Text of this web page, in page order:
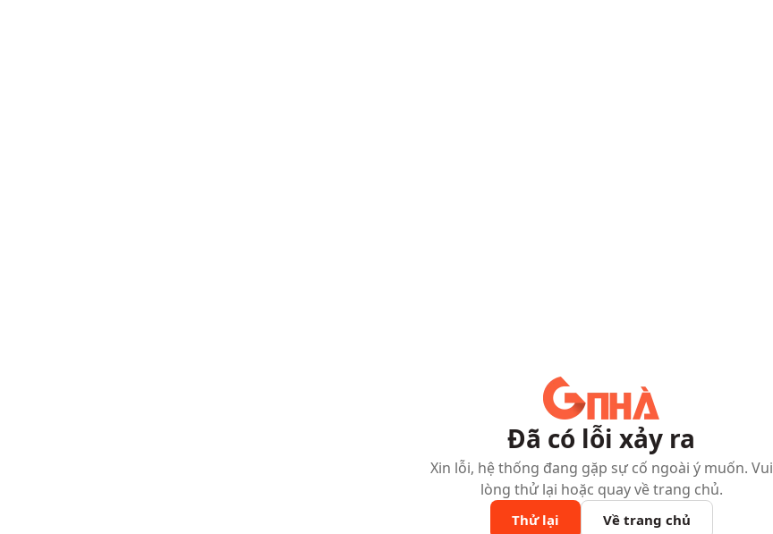
Đã có lỗi xảy ra
Xin lỗi, hệ thống đang gặp sự cố ngoài ý muốn. Vui
lòng thử lại hoặc quay về trang chủ.
Thử lại Về trang chủ